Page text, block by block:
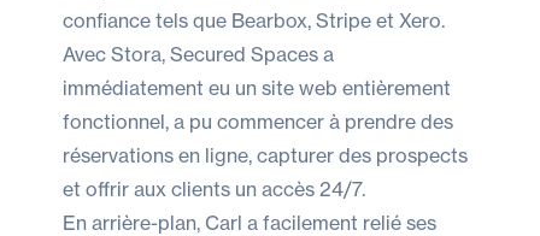
confiance tels que Bearbox, Stripe et Xero.
Avec Stora, Secured Spaces a
immédiatement eu un site web entièrement
fonctionnel, a pu commencer à prendre des
réservations en ligne, capturer des prospects
et offrir aux clients un accès 24/7.
En arrière-plan, Carl a facilement relié ses